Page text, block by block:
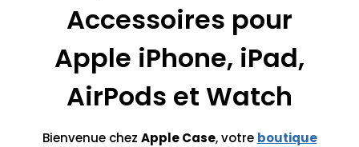
Accessoires pour
Apple iPhone, iPad,
AirPods et Watch
Bienvenue chez Apple Case, votre boutique